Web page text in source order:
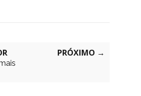
PRÓXIMO →